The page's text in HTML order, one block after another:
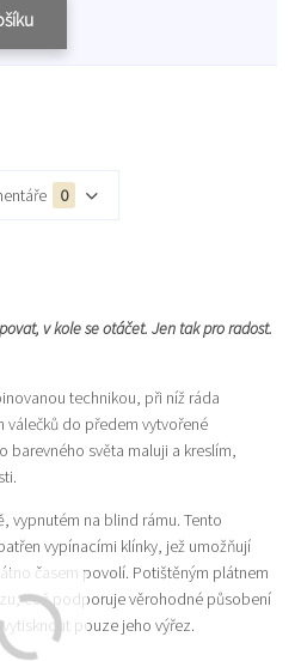
0
v kole se otáčet. Jen tak pro radost.
technikou, při níž ráda
válečků do předem vytvořené
světa maluji a kreslím,
vypnutém na blind rámu. Tento
vypínacími klínky, jež umožňují
časem povolí. Potištěným plátnem
což podporuje věrohodné působení
pouze jeho výřez.